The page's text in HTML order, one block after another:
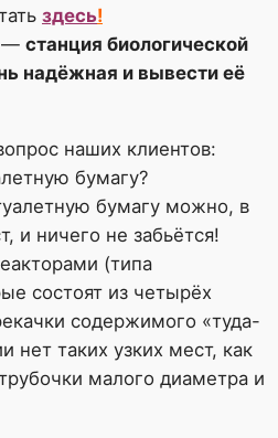
здесь!
— станция биологической
надёжная и вывести её
наших клиентов:
бумагу?
бумагу можно, в
и ничего не забьётся!
(типа
состоят из четырёх
содержимого «туда-
нет таких узких мест, как
малого диаметра и